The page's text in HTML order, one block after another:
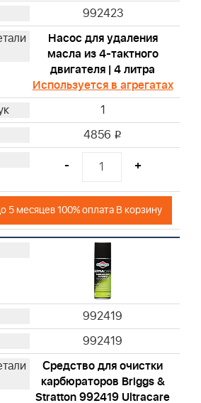
992423
Насос для удаления
масла из 4-тактного
двигателя | 4 литра
Используется в агрегатах
1
4856 i
- +
5 месяцев 100% оплата В корзину
992419
992419
Средство для очистки
карбюраторов Briggs &
Stratton 992419 Ultracare